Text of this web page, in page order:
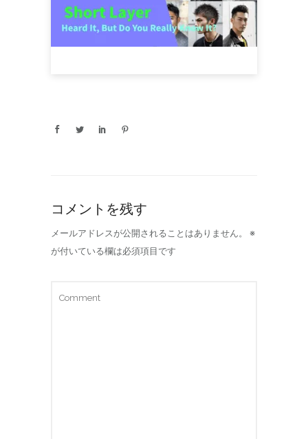
コメントを残す
メールアドレスが公開されることはありません。
※
が付いている欄は必須項目です